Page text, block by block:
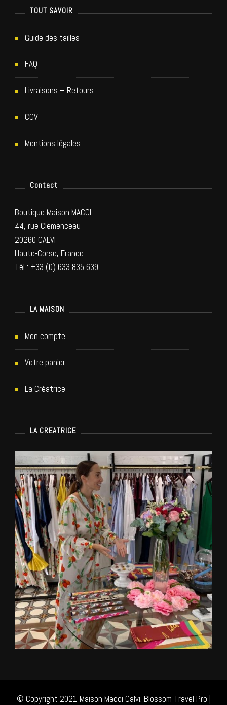
TOUT SAVOIR
Guide des tailles
FAQ
Livraisons – Retours
CGV
Mentions légales
Contact
Boutique Maison MACCI
44, rue Clemenceau
20260 CALVI
Haute-Corse, France
Tél : +33 (0) 633 835 639
LA MAISON
Mon compte
Votre panier
La Créatrice
LA CREATRICE
© Copyright 2021 Maison Macci Calvi. Blossom Travel Pro |